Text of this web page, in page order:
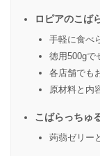
ロピアのこば
手軽に食べ
徳用500gで
各店舗でも
原材料と内
こばらっちゅ
蒟蒻ゼリー